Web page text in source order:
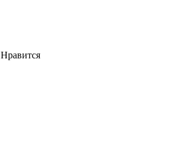
Нравится